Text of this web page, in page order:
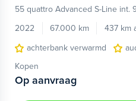
55 quattro Advanced S-Line int.
2022
67.000 km 437 km
achterbank verwarmd
Kopen
Op aanvraag